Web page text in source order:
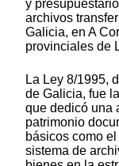
y
archivos
Galicia, en A
provinciales de
La Ley 8/1995,
de Galicia, fue
que dedicó una
patrimonio
básicos como
sistema de